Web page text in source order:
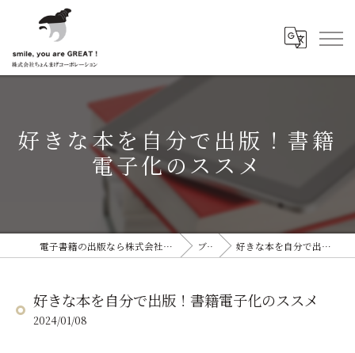
好きな本を自分で出版！書籍
電子化のススメ
電子書籍の出版なら株式会社ちょんまげコーポレーション ブログ 好きな本を自分で出版！書籍電子化のススメ
好きな本を自分で出版！書籍電子化のススメ
2024/01/08